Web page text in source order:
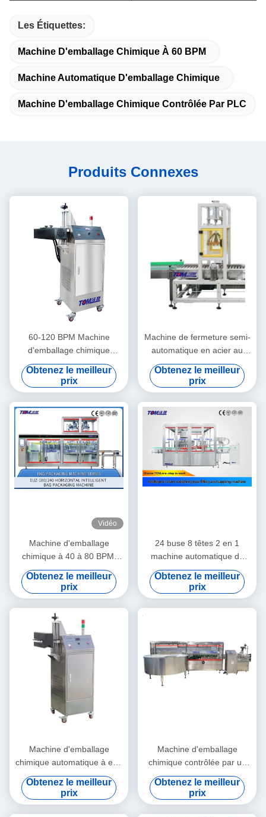
Les Étiquettes:
Machine D'emballage Chimique À 60 BPM
Machine Automatique D'emballage Chimique
Machine D'emballage Chimique Contrôlée Par PLC
Produits Connexes
60-120 BPM Machine
d'emballage chimique
étanche à induction
automatique pour bouteille
en verre plastique
Obtenez le meilleur
prix
Machine de fermeture semi-
automatique en acier au
carbone 8-10 tambours /
minute 5-25L
Obtenez le meilleur
prix
Vidéo
Machine d'emballage
chimique à 40 à 80 BPM,
machine d'emballage
horizontale contrôlée par
PLC
Obtenez le meilleur
prix
24 buse 8 têtes 2 en 1
machine automatique de
remplissage d'huile de
lubrifiant
Obtenez le meilleur
prix
Machine d'emballage
chimique automatique à eau
froide Machine d'étanchéité
par induction de feuille
d'aluminium
Obtenez le meilleur
prix
Machine d'emballage
chimique contrôlée par un
PLC Déchiffreur automatique
de bouteille carrée
Obtenez le meilleur
prix